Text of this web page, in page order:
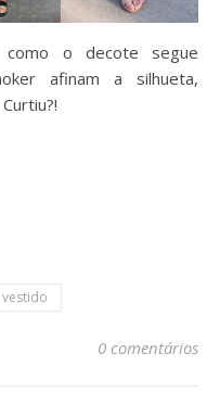
o decote segue
afinam a silhueta,
vestido
0 comentários